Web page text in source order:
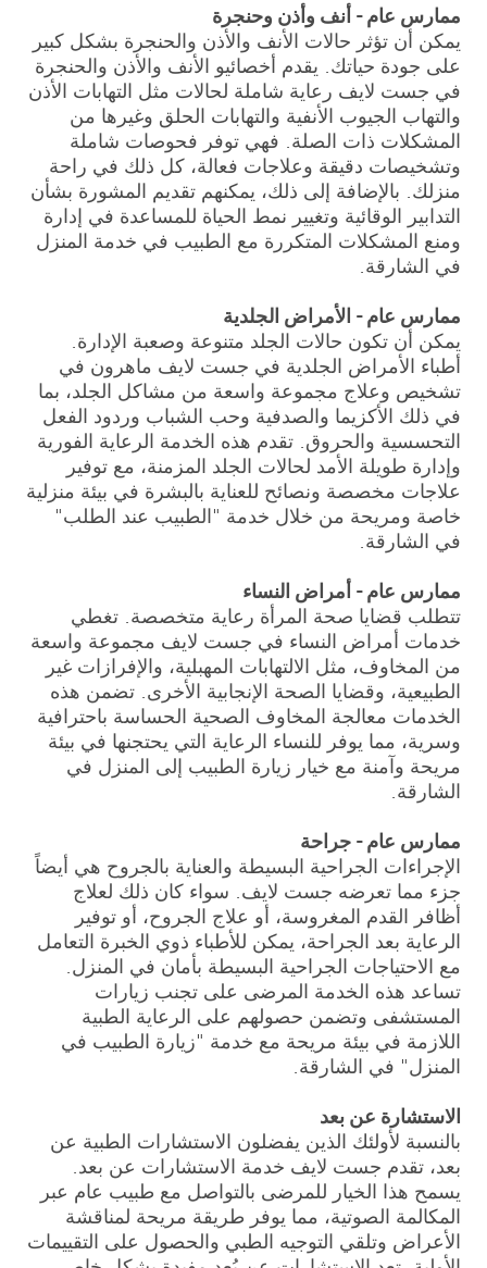
ممارس عام - أنف وأذن وحنجرة
يمكن أن تؤثر حالات الأنف والأذن والحنجرة بشكل كبير
على جودة حياتك. يقدم أخصائيو الأنف والأذن والحنجرة
في جست لايف رعاية شاملة لحالات مثل التهابات الأذن
والتهاب الجيوب الأنفية والتهابات الحلق وغيرها من
المشكلات ذات الصلة. فهي توفر فحوصات شاملة
وتشخيصات دقيقة وعلاجات فعالة، كل ذلك في راحة
منزلك. بالإضافة إلى ذلك، يمكنهم تقديم المشورة بشأن
التدابير الوقائية وتغيير نمط الحياة للمساعدة في إدارة
ومنع المشكلات المتكررة مع الطبيب في خدمة المنزل
في الشارقة.
ممارس عام - الأمراض الجلدية
يمكن أن تكون حالات الجلد متنوعة وصعبة الإدارة.
أطباء الأمراض الجلدية في جست لايف ماهرون في
تشخيص وعلاج مجموعة واسعة من مشاكل الجلد، بما
في ذلك الأكزيما والصدفية وحب الشباب وردود الفعل
التحسسية والحروق. تقدم هذه الخدمة الرعاية الفورية
وإدارة طويلة الأمد لحالات الجلد المزمنة، مع توفير
علاجات مخصصة ونصائح للعناية بالبشرة في بيئة منزلية
خاصة ومريحة من خلال خدمة "الطبيب عند الطلب"
في الشارقة.
ممارس عام - أمراض النساء
تتطلب قضايا صحة المرأة رعاية متخصصة. تغطي
خدمات أمراض النساء في جست لايف مجموعة واسعة
من المخاوف، مثل الالتهابات المهبلية، والإفرازات غير
الطبيعية، وقضايا الصحة الإنجابية الأخرى. تضمن هذه
الخدمات معالجة المخاوف الصحية الحساسة باحترافية
وسرية، مما يوفر للنساء الرعاية التي يحتجنها في بيئة
مريحة وآمنة مع خيار زيارة الطبيب إلى المنزل في
الشارقة.
ممارس عام - جراحة
الإجراءات الجراحية البسيطة والعناية بالجروح هي أيضاً
جزء مما تعرضه جست لايف. سواء كان ذلك لعلاج
أظافر القدم المغروسة، أو علاج الجروح، أو توفير
الرعاية بعد الجراحة، يمكن للأطباء ذوي الخبرة التعامل
مع الاحتياجات الجراحية البسيطة بأمان في المنزل.
تساعد هذه الخدمة المرضى على تجنب زيارات
المستشفى وتضمن حصولهم على الرعاية الطبية
اللازمة في بيئة مريحة مع خدمة "زيارة الطبيب في
المنزل" في الشارقة.
الاستشارة عن بعد
بالنسبة لأولئك الذين يفضلون الاستشارات الطبية عن
بعد، تقدم جست لايف خدمة الاستشارات عن بعد.
يسمح هذا الخيار للمرضى بالتواصل مع طبيب عام عبر
المكالمة الصوتية، مما يوفر طريقة مريحة لمناقشة
الأعراض وتلقي التوجيه الطبي والحصول على التقييمات